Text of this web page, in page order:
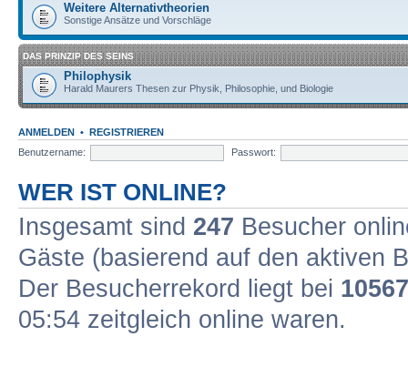
Weitere Alternativtheorien
Sonstige Ansätze und Vorschläge
DAS PRINZIP DES SEINS
Philophysik
Harald Maurers Thesen zur Physik, Philosophie, und Biologie
ANMELDEN • REGISTRIEREN
Benutzername:
Passwort:
WER IST ONLINE?
Insgesamt sind 247 Besucher
Gäste (basierend auf den aktiven
Der Besucherrekord liegt bei 10567
05:54 zeitgleich online waren.